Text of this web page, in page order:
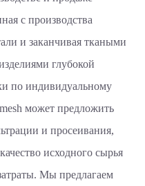
с производства
и заканчивая ткаными
глубокой
по индивидуальному
может предложить
и просеивания,
исходного сырья
Мы предлагаем